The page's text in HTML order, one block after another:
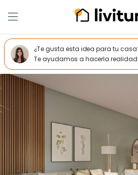
¿Te gusta esta idea para tu
Te ayudamos a hacerla realidad